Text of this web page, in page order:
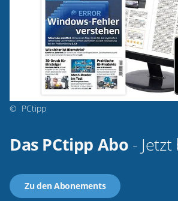
© PCtipp
Das PCtipp Abo -
Zu den Abonements